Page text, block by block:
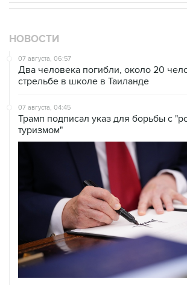
НОВОСТИ
07 августа, 06:57
Два человека погибли, около 20
стрельбе в школе в Таиланде
07 августа, 04:45
Трамп подписал указ для борьбы с
туризмом"